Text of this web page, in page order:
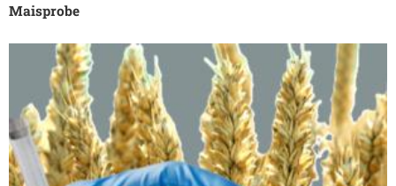
Maisprobe